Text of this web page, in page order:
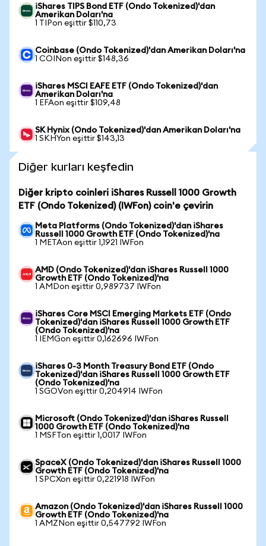
iShares TIPS Bond ETF (Ondo Tokenized)'dan
Amerikan Doları'na
1 TIPon eşittir $110,73
Coinbase (Ondo Tokenized)'dan Amerikan Doları'na
1 COINon eşittir $148,36
iShares MSCI EAFE ETF (Ondo Tokenized)'dan
Amerikan Doları'na
1 EFAon eşittir $109,48
SK Hynix (Ondo Tokenized)'dan Amerikan Doları'na
1 SKHYon eşittir $143,13
Diğer kurları keşfedin
Diğer kripto coinleri iShares Russell 1000 Growth
ETF (Ondo Tokenized) (IWFon) coin'e çevirin
Meta Platforms (Ondo Tokenized)'dan iShares
Russell 1000 Growth ETF (Ondo Tokenized)'na
1 METAon eşittir 1,1921 IWFon
AMD (Ondo Tokenized)'dan iShares Russell 1000
Growth ETF (Ondo Tokenized)'na
1 AMDon eşittir 0,989737 IWFon
iShares Core MSCI Emerging Markets ETF (Ondo
Tokenized)'dan iShares Russell 1000 Growth ETF
(Ondo Tokenized)'na
1 IEMGon eşittir 0,162696 IWFon
iShares 0-3 Month Treasury Bond ETF (Ondo
Tokenized)'dan iShares Russell 1000 Growth ETF
(Ondo Tokenized)'na
1 SGOVon eşittir 0,204914 IWFon
Microsoft (Ondo Tokenized)'dan iShares Russell
1000 Growth ETF (Ondo Tokenized)'na
1 MSFTon eşittir 1,0017 IWFon
SpaceX (Ondo Tokenized)'dan iShares Russell 1000
Growth ETF (Ondo Tokenized)'na
1 SPCXon eşittir 0,221918 IWFon
Amazon (Ondo Tokenized)'dan iShares Russell 1000
Growth ETF (Ondo Tokenized)'na
1 AMZNon eşittir 0,547792 IWFon